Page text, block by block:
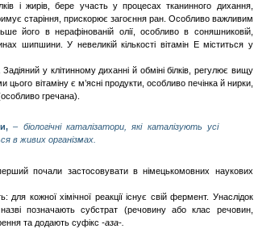
і жирів, бере участь у процесах тканинного дихання,
старіння, прискорює загоєння ран. Особливо важливим
його в нерафінованій олії, особливо в соняшниковій,
шипшини. У невеликій кількості вітамін Е міститься у
. Задіяний у клітинному диханні й обміні білків, регулює вищу
вітаміну є м’ясні продукти, особливо печінка й нирки,
гречана).
– біологічні каталізатори, які каталізують усі
в живих організмах.
почали застосовувати в німецькомовних наукових
кожної хімічної реакції існує свій фермент. Унаслідок
позначають субстрат (речовину або клас речовин,
та додають суфікс-аза-.